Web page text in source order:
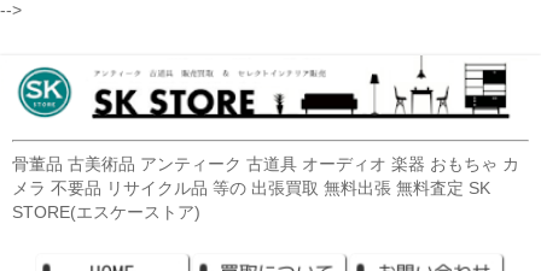
-->
骨董品 古美術品 アンティーク 古道具 オーディオ 楽器 おもちゃ カ
メラ 不要品 リサイクル品 等の 出張買取 無料出張 無料査定 SK
STORE(エスケーストア)